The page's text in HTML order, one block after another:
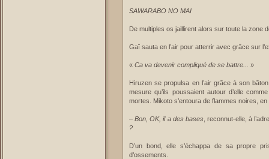
SAWARABO NO MAI
De multiples os jaillirent alors sur toute la zone
Gaï sauta en l’air pour atterrir avec grâce sur
« Ca va devenir compliqué de se battre... »
Hiruzen se propulsa en l’air grâce à son
mesure qu’ils poussaient autour d’elle
mortes. Mikoto s’entoura de flammes noires,
–Bon, OK, il a des bases , reconnut-elle, à
?
D’un bond, elle s’échappa de sa propre
d’ossements.